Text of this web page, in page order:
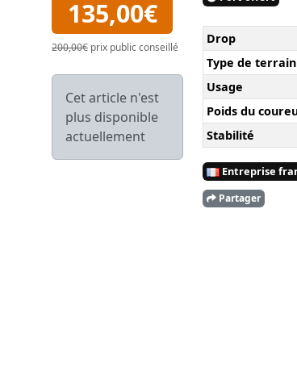
135,00€
200,00€ prix public conseillé
Cet article n'est
plus disponible
actuellement
Drop
Type de terrain
Usage
Poids du
Stabilité
Entreprise
Partager